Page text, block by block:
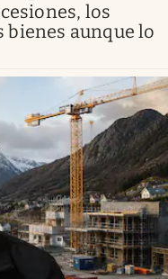
los
aunque lo